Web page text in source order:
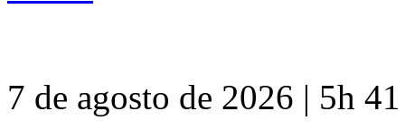
7 de agosto de 2026 | 5h